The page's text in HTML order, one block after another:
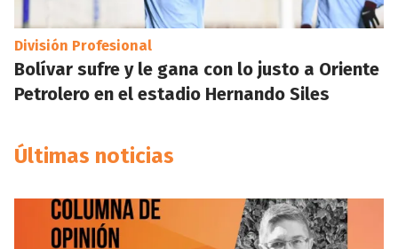
División Profesional
Bolívar sufre y le gana con lo justo a Oriente
Petrolero en el estadio Hernando Siles
Últimas noticias